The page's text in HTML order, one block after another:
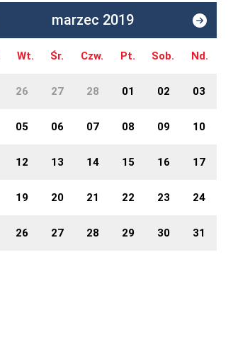
marzec 2019
Wt. Śr. Czw. Pt. Sob. Nd.
26 27 28 01 02 03
05 06 07 08 09 10
12 13 14 15 16 17
19 20 21 22 23 24
26 27 28 29 30 31